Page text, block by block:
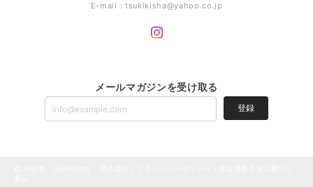
E-mail：tsukikisha@yahoo.co.jp
メールマガジンを受け取る
登録